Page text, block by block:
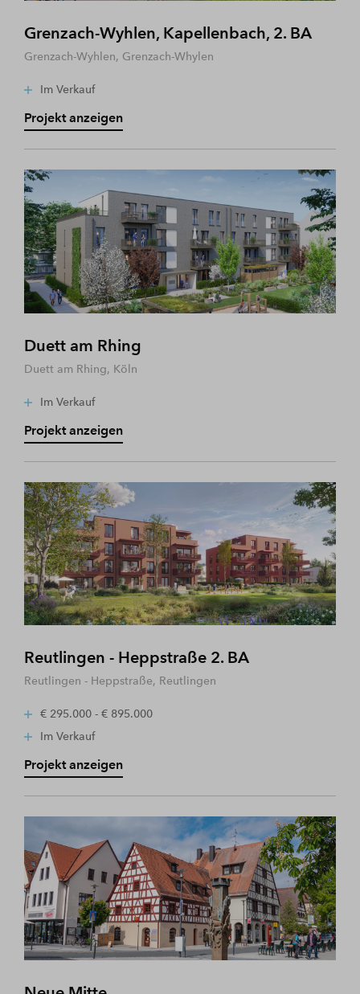
Grenzach-Wyhlen, Kapellenbach, 2. BA
Grenzach-Wyhlen, Grenzach-Whylen
Im Verkauf
Projekt anzeigen
Duett am Rhing
Duett am Rhing, Köln
Im Verkauf
Projekt anzeigen
Reutlingen - Heppstraße 2. BA
Reutlingen - Heppstraße, Reutlingen
€ 295.000 - € 895.000
Im Verkauf
Projekt anzeigen